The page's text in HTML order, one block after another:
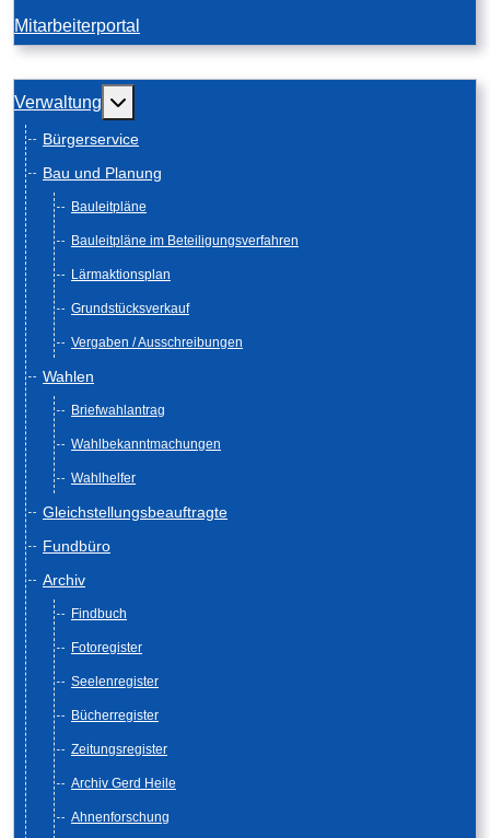
Mitarbeiterportal
Verwaltung Weitere Informationen: Verwaltung
Bürgerservice
Bau und Planung
Bauleitpläne
Bauleitpläne im Beteiligungsverfahren
Lärmaktionsplan
Grundstücksverkauf
Vergaben / Ausschreibungen
Wahlen
Briefwahlantrag
Wahlbekanntmachungen
Wahlhelfer
Gleichstellungsbeauftragte
Fundbüro
Archiv
Findbuch
Fotoregister
Seelenregister
Bücherregister
Zeitungsregister
Archiv Gerd Heile
Ahnenforschung